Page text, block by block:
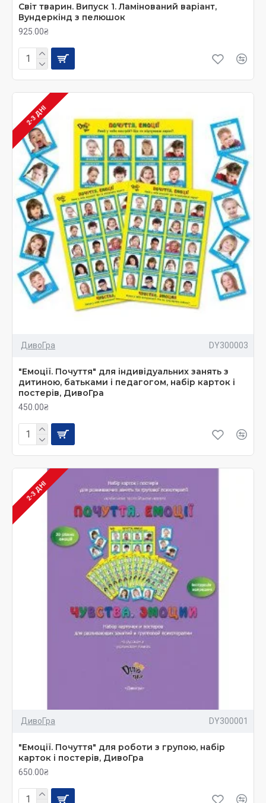
Світ тварин. Випуск 1. Ламінований варіант,
Вундеркінд з пелюшок
925.00₴
2-3 ДНІ
ДивоГра DY300003
"Емоції. Почуття" для індивідуальних занять з
дитиною, батьками і педагогом, набір карток і
постерів, ДивоГра
450.00₴
2-3 ДНІ
ДивоГра DY300001
"Емоції. Почуття" для роботи з групою, набір
карток і постерів, ДивоГра
650.00₴